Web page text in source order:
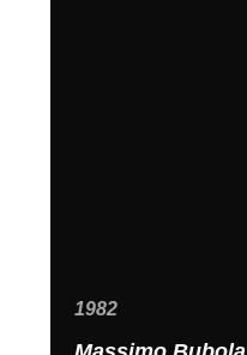
1982